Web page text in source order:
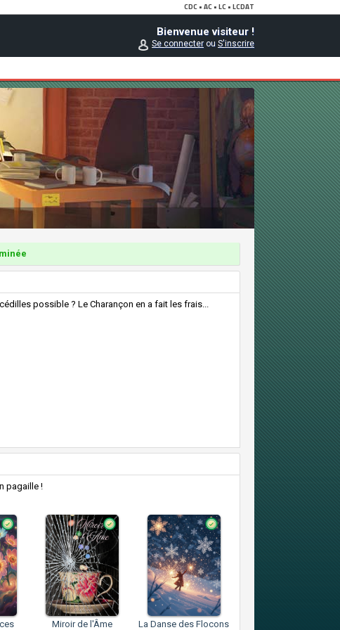
Bienvenue visiteur !
Se connecterou S'inscrire
possible ? Le Charançon en a fait les frais...
pagaille !
Miroir de l'Âme La Danse des Flocons